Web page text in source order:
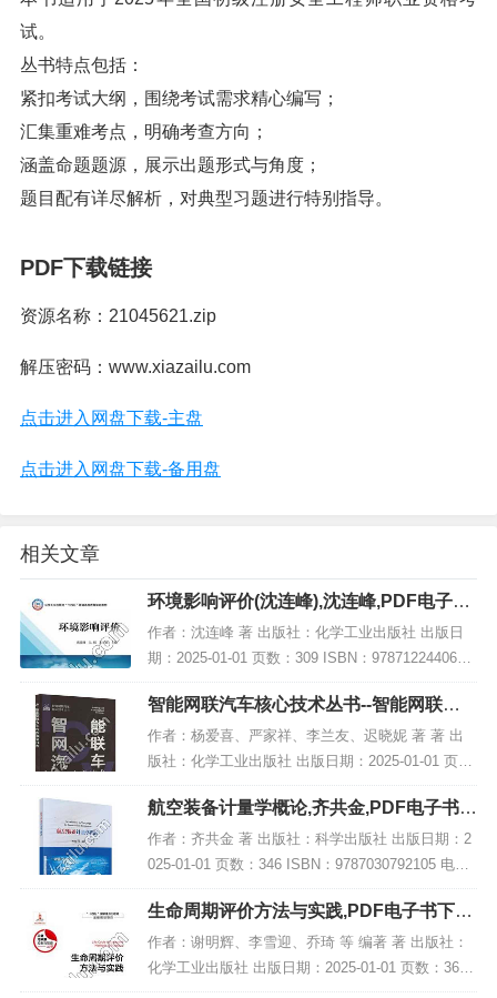
试。
丛书特点包括：
紧扣考试大纲，围绕考试需求精心编写；
汇集重难考点，明确考查方向；
涵盖命题题源，展示出题形式与角度；
题目配有详尽解析，对典型习题进行特别指导。
PDF下载链接
资源名称：21045621.zip
解压密码：www.xiazailu.com
点击进入网盘下载-主盘
点击进入网盘下载-备用盘
相关文章
环境影响评价(沈连峰),沈连峰,PDF电子书
下载,网盘资源
作者：沈连峰 著 出版社：化学工业出版社 出版日
期：2025-01-01 页数：309 ISBN：9787122440617
电子书大小：208MB [高清扫描版PDF格式] 内容简
介 教材...
智能网联汽车核心技术丛书--智能网联汽
车线控底盘技术,PDF下载
作者：杨爱喜、严家祥、李兰友、迟晓妮 著 著 出
版社：化学工业出版社 出版日期：2025-01-01 页
数：213 ISBN：9787122464156 电子书大小：189
MB [高清扫描版P...
航空装备计量学概论,齐共金,PDF电子书下
载,网盘资源
作者：齐共金 著 出版社：科学出版社 出版日期：2
025-01-01 页数：346 ISBN：9787030792105 电子
书大小：198MB [高清扫描版PDF格式] 内容简介 该
书名为...
生命周期评价方法与实践,PDF电子书下载,
网盘资源
作者：谢明辉、李雪迎、乔琦 等 编著 著 出版社：
化学工业出版社 出版日期：2025-01-01 页数：365 I
SBN：9787122428387 电子书大小：215MB [高清